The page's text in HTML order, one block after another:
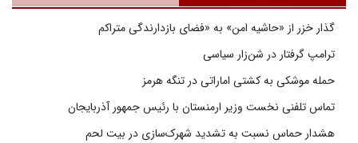
گذار خزر از «حاشیه امن» به «فضای بازدارندگی متراکم
ترامپ گرفتار در شن‌زار سیاسی
حمله موشکی به کشتی اماراتی در تنگه هرمز
تماس تلفنی نخست وزیر ارمنستان با رئیس جمهور آذربایجان
هشدار حماس نسبت به تشدید شهرک‌سازی در بیت‌ لحم